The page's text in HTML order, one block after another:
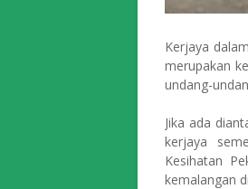
Kerjaya
merupakan
undang-
Jika ada
kerjaya
Kesihatan
kemalangan